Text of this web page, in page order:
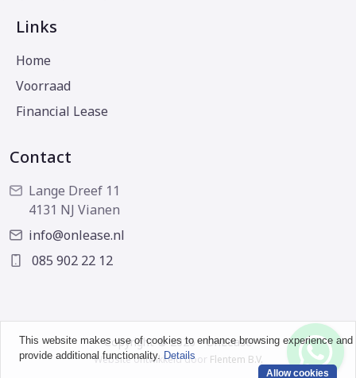
Links
Home
Voorraad
Financial Lease
Contact
Lange Dreef 11
4131 NJ Vianen
info@onlease.nl
085 902 22 12
Copyright © 2026 - OnLease
Website ontwikkeld door Flentem B.V.
This website makes use of cookies to enhance browsing experience and
provide additional functionality. Details
Allow cookies